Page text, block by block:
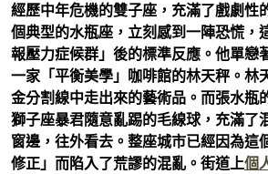
經歷中年危機的雙子座，充滿了戲劇性
個典型的水瓶座，立刻感到一陣恐慌，
報壓力症候群」後的標準反應。他單戀
一家「平衡美學」咖啡館的林天秤。林
金分割線中走出來的藝術品。而張水瓶
獅子座暴君隨意亂踢的毛線球，充滿了
窗邊，往外看去。整座城市已經因為這
修正」而陷入了荒謬的混亂。街道上個